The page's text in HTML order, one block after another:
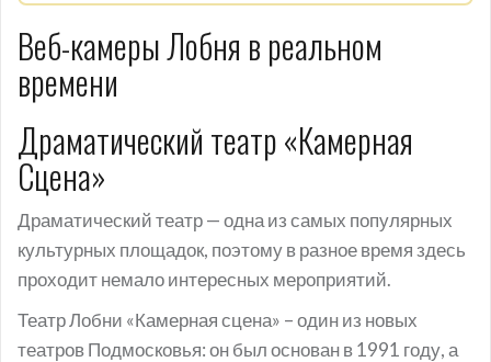
Веб-камеры Лобня в реальном
времени
Драматический театр «Камерная
Сцена»
Драматический театр — одна из самых популярных
культурных площадок, поэтому в разное время здесь
проходит немало интересных мероприятий.
Театр Лобни «Камерная сцена» – один из новых
театров Подмосковья: он был основан в 1991 году, а